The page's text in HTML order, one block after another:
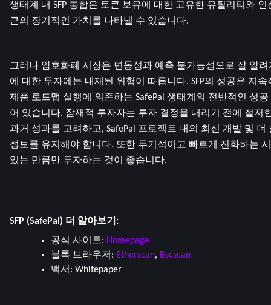
생태계 내 SFP 통합은 토큰 보유에 대한 고유한 유틸리티와
큰의 장기적인 가치를 나타낼 수 있습니다.
그러나 암호화폐 시장은 변동성과 예측 불가능성으로 잘 알려
에 대한 투자에는 내재된 위험이 따릅니다. SFP의 성공은 지
제품 로드맵 실행에 의존하는 SafePal 생태계의 전반적인 성
어 있습니다. 잠재적 투자자는 투자 결정을 내리기 전에 철저
과거 성과를 고려하고, SafePal 프로젝트 내의 최신 개발 및
정보를 유지해야 합니다. 또한 투기적이고 빠르게 진화하는
있는 만큼만 투자하는 것이 좋습니다.
SFP (SafePal) 더 알아보기:
공식 사이트: Homepage
블록 브라우저: Etherscan, Bscscan
백서: Whitepaper